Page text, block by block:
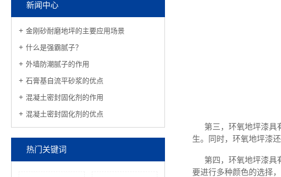
新闻中心
金刚砂耐磨地坪的主要应用场景
什么是强霸腻子？
外墙防潮腻子的作用
石膏基自流平砂浆的优点
混凝土密封固化剂的作用
混凝土密封固化剂的优点
热门关键词
第三，环氧地坪漆具
生。同时，环氧地坪漆
第四，环氧地坪漆具
要进行多种颜色的选择